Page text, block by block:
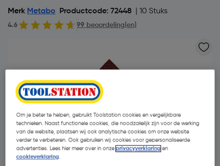
Merk Metabo Productcode: 72448 | 10 Stuks
4.6 99 beoordeling(en)
Om je beter te helpen, gebruikt Toolstation cookies en vergelijkbare
technieken. Naast functionele cookies, die noodzakelijk zijn voor de werking
van de website, plaatsen wij ook analytische cookies om onze website
verder te verbeteren. Ook gebruiken wij cookies voor gepersonaliseerde
advertenties. Lees hier meer over in onzeprivacyverklaring en
cookieverklaring.